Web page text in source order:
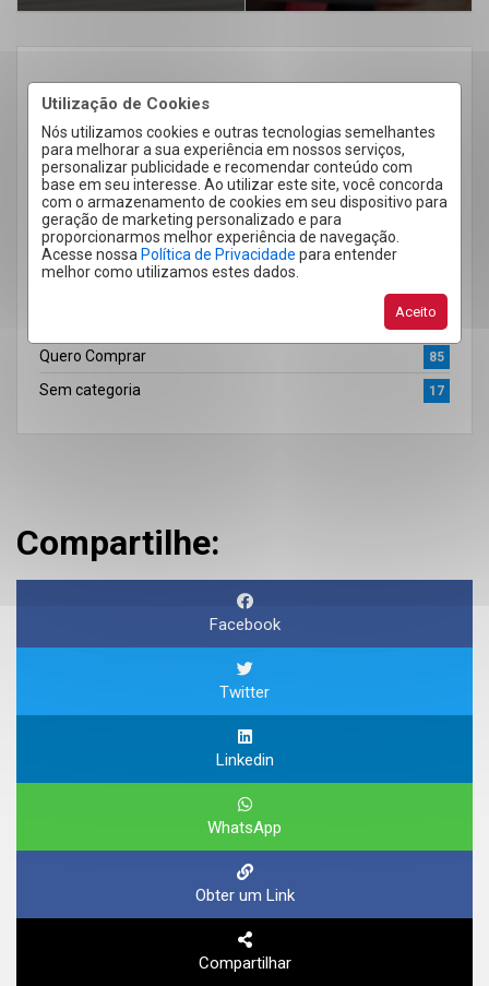
Utilização de Cookies
Nós utilizamos cookies e outras tecnologias semelhantes
para melhorar a sua experiência em nossos serviços,
personalizar publicidade e recomendar conteúdo com
base em seu interesse. Ao utilizar este site, você concorda
com o armazenamento de cookies em seu dispositivo para
geração de marketing personalizado e para
proporcionarmos melhor experiência de navegação.
Acesse nossa Política de Privacidade para entender
melhor como utilizamos estes dados.
Aceito
CATEGORIAS
A Imobiliária
Dicas
Dicas do Bairro 4
Imobiliária Cacoal
Institucional
Quero Comprar 85
Sem categoria 17
Compartilhe:
Facebook
Twitter
Linkedin
WhatsApp
Obter um Link
Compartilhar